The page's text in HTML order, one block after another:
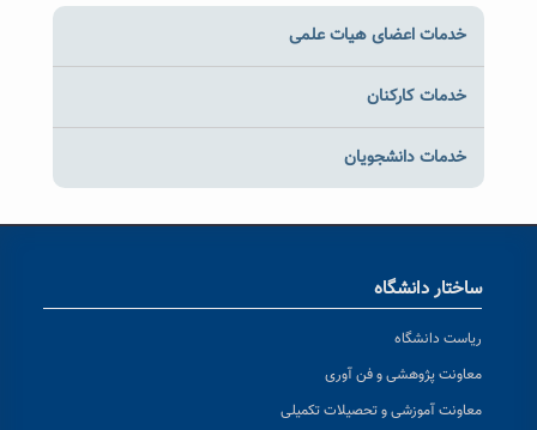
خدمات اعضای هیات علمی
خدمات کارکنان
خدمات دانشجویان
ساختار دانشگاه
ریاست دانشگاه
معاونت پژوهشی و فن آوری
معاونت آموزشی و تحصیلات تکمیلی